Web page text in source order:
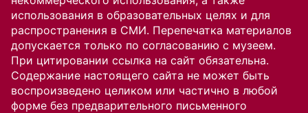
использования в образовательных целях и для
распространения в СМИ. Перепечатка материалов
допускается только по согласованию с музеем.
При цитировании ссылка на сайт обязательна.
Содержание настоящего сайта не может быть
воспроизведено целиком или частично в любой
форме без предварительного письменного